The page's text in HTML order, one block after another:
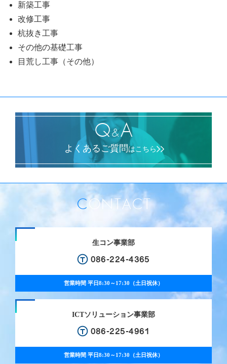
新築工事
改修工事
杭抜き工事
その他の基礎工事
目荒し工事（その他）
Q&A
よくあるご質問 はこちら
CONTACT
生コン事業部
086-224-4365
営業時間 平日8:30～17:30（土日祝休）
ICTソリューション事業部
086-225-4961
営業時間 平日8:30～17:30（土日祝休）